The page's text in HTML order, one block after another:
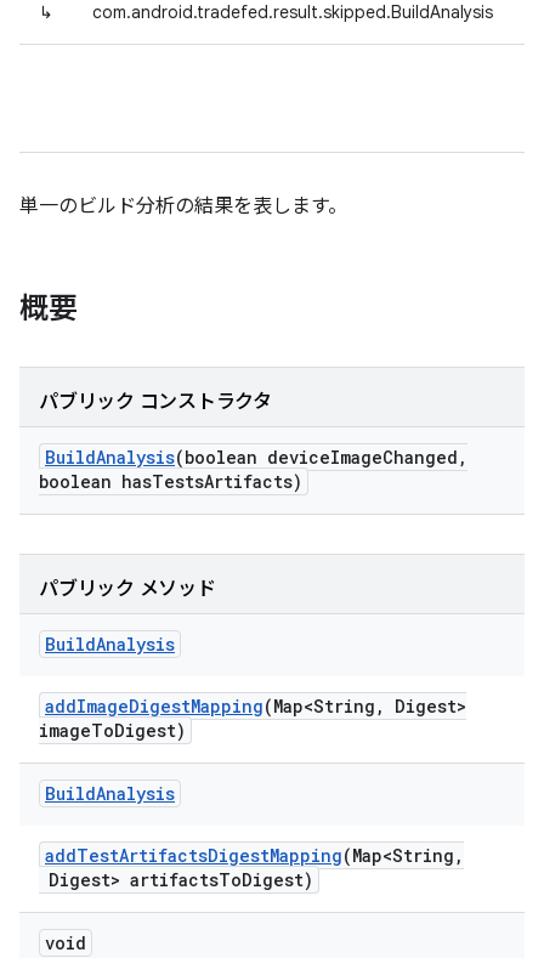
↳ com.android.tradefed.result.skipped.BuildAnalysis
単一のビルド分析の結果を表します。
概要
パブリック コンストラクタ
BuildAnalysis(boolean deviceImageChanged ,
boolean hasTestsArtifacts)
パブリック メソッド
BuildAnalysis
addImageDigestMapping(Map<String ,
Digest>
imageToDigest)
BuildAnalysis
addTestArtifactsDigestMapping(Map<String ,
Digest> artifactsToDigest)
void